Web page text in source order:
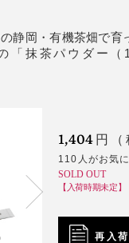
、グラスの中でお
たはお湯で日本茶
と、ダマになりにく
抹茶ラテといった
イントです。
50mlのお湯で抹茶パ
混ぜてから、スチー
業者の洪 秀日氏
た。
日本茶とは、まった
購入可能な“日本茶
です。
の静岡・有機茶畑で育
「抹茶パウダー（
1,404 円（
110人がお気
SOLD OUT
【入荷時期未定】
再入